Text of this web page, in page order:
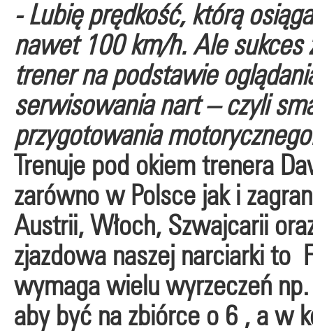
- Lubię prędkość, którą
nawet 100 km/h. Ale sukces
trener na podstawie
serwisowania nart – czyli
przygotowania
Trenuje pod okiem trenera
zarówno w Polsce jak i
Austrii, Włoch, Szwajcarii
zjazdowa naszej narciarki to
wymaga wielu wyrzeczeń
aby być na zbiórce o 6 , a w